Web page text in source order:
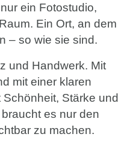
ein Fotostudio,
Ein Ort, an dem
– so wie sie sind.
und Handwerk. Mit
mit einer klaren
Stärke und
es nur den
zu machen.